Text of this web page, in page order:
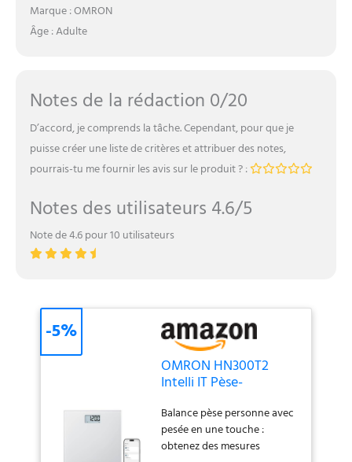
Marque : OMRON
Âge : Adulte
Notes de la rédaction 0/20
D’accord, je comprends la tâche. Cependant, pour que je
puisse créer une liste de critères et attribuer des notes,
pourrais-tu me fournir les avis sur le produit ? :
Notes des utilisateurs 4.6/5
Note de 4.6 pour 10 utilisateurs
OMRON HN300T2
Intelli IT Pèse-
avec Bluetooth
Balance pèse personne avec
pesée en une touche :
obtenez des mesures
-5%